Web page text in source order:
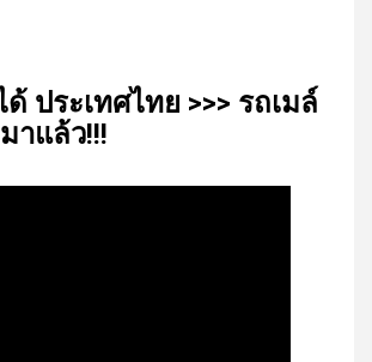
ด้​ ประเทศ​ไทย​ >>> รถเมล์​
าแล้ว!!!